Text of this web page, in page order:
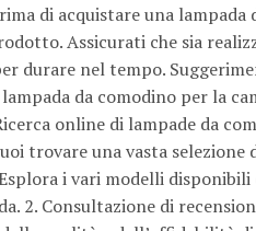
di acquistare una lampada
Assicurati che sia
durare nel tempo.
da comodino per la
online di lampade da
trovare una vasta selezione
i vari modelli
2. Consultazione di